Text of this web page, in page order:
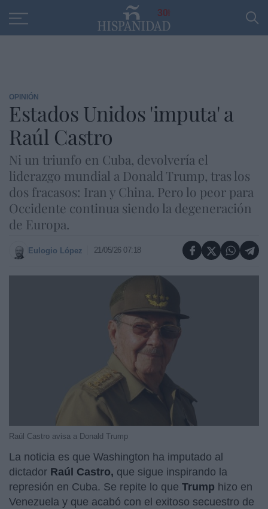
30
OPINIÓN
Estados Unidos 'imputa' a
Raúl Castro
Ni un triunfo en Cuba, devolvería el
liderazgo mundial a Donald Trump, tras los
dos fracasos: Iran y China. Pero lo peor para
Occidente continua siendo la degeneración
de Europa.
Eulogio López 21/05/26 07:18
Raúl Castro avisa a Donald Trump
La noticia es que Washington ha imputado al
dictador Raúl Castro, que sigue inspirando la
represión en Cuba. Se repite lo que Trump hizo en
Venezuela y que acabó con el exitoso secuestro de